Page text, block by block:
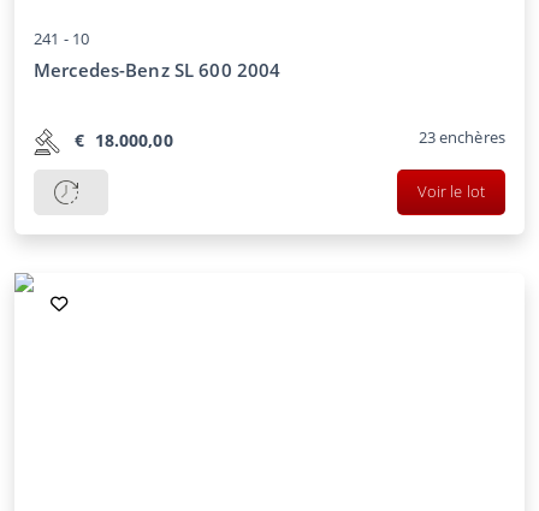
241 - 10
Mercedes-Benz SL 600 2004
€ 18.000,00 23enchères
Voir le lot